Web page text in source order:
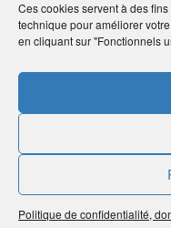
Ces cookies servent à des
technique pour améliorer
en cliquant sur "Fonctionnels
Politique de confidentialité,
•https://